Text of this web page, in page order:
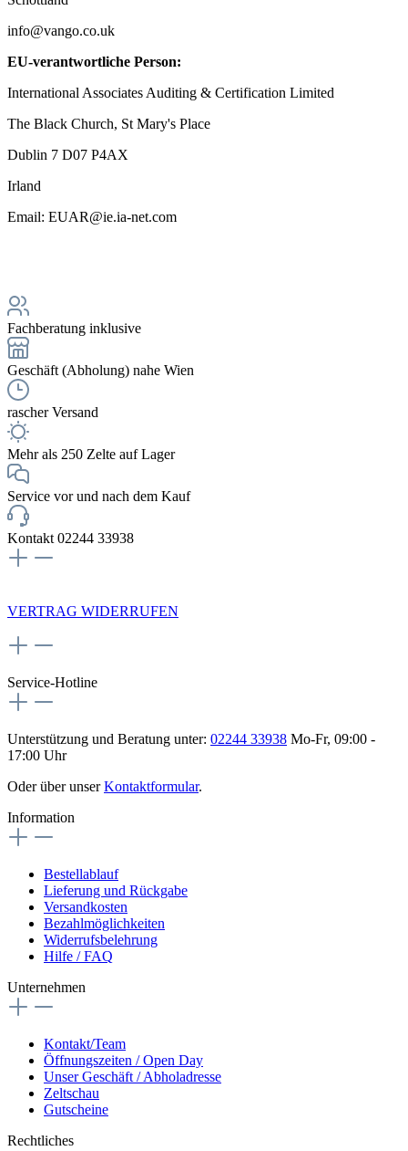
info@vango.co.uk
EU-verantwortliche Person:
International Associates Auditing & Certification Limited
The Black Church, St Mary's Place
Dublin 7 D07 P4AX
Irland
Email: EUAR@ie.ia-net.com
Fachberatung inklusive
Geschäft (Abholung) nahe Wien
rascher Versand
Mehr als 250 Zelte auf Lager
Service vor und nach dem Kauf
Kontakt 02244 33938
VERTRAG WIDERRUFEN
Service-Hotline
Unterstützung und Beratung unter: 02244 33938 Mo-Fr, 09:00 -
17:00 Uhr
Oder über unserKontaktformular.
Information
Bestellablauf
Lieferung und Rückgabe
Versandkosten
Bezahlmöglichkeiten
Widerrufsbelehrung
Hilfe / FAQ
Unternehmen
Kontakt/Team
Öffnungszeiten / Open Day
Unser Geschäft / Abholadresse
Zeltschau
Gutscheine
Rechtliches